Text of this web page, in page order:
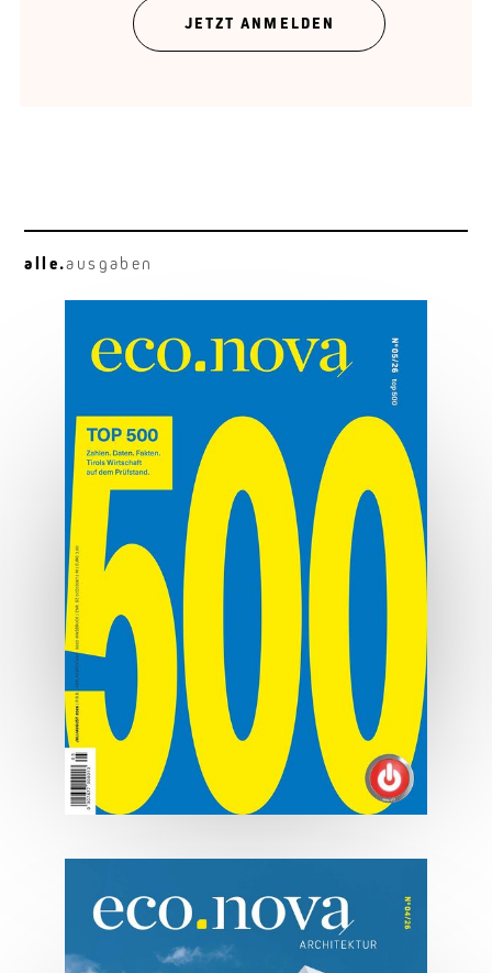
Ein Zustandsbericht in mehreren Feldern.
Platzwechsel
MEHR ERFAHREN
JETZT ANMELDEN
alle.ausgaben
07/2026